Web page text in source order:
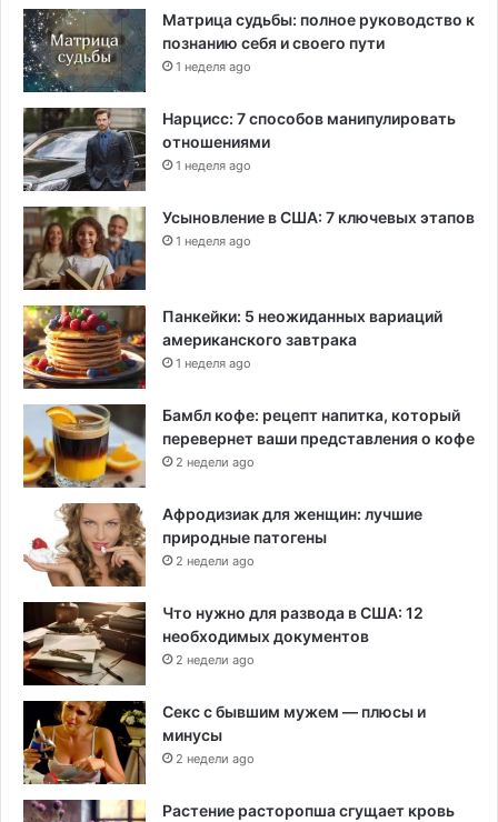
Матрица судьбы: полное руководство к
познанию себя и своего пути
1 неделя ago
Нарцисс: 7 способов манипулировать
отношениями
1 неделя ago
Усыновление в США: 7 ключевых этапов
1 неделя ago
Панкейки: 5 неожиданных вариаций
американского завтрака
1 неделя ago
Бамбл кофе: рецепт напитка, который
перевернет ваши представления о кофе
2 недели ago
Афродизиак для женщин: лучшие
природные патогены
2 недели ago
Что нужно для развода в США: 12
необходимых документов
2 недели ago
Секс с бывшим мужем — плюсы и
минусы
2 недели ago
Растение расторопша сгущает кровь